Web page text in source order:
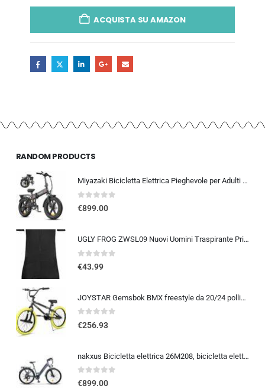
ACQUISTA SU AMAZON
RANDOM PRODUCTS
Miyazaki Bicicletta Elettrica Pieghevole per Adulti – Ebike con Motore Brushless – Batteria Rimovibile 48V 14Ah – Bicicletta
0out of 5
€899.00
UGLY FROG ZWSL09 Nuovi Uomini Traspirante Primavera Autunno A Maniche Corta Ciclismo Body Skinsuit All’aperto Sportswear A…
0out of 5
€43.99
JOYSTAR Gemsbok BMX freestyle da 20/24 pollici per bambini dai 9 ai 14 anni, mountain bike da 20/24 pollici per bambini
0out of 5
€256.93
nakxus Bicicletta elettrica 26M208, bicicletta elettrica da 26″, da trekking, con batteria al litio da 36 V, 12,5 Ah, fino a 100 KM, motore da 250 W, compatibile con l’UE, colore: grigio
0out of 5
€899.00